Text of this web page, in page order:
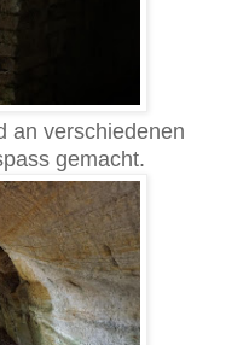
an verschiedenen
gemacht.